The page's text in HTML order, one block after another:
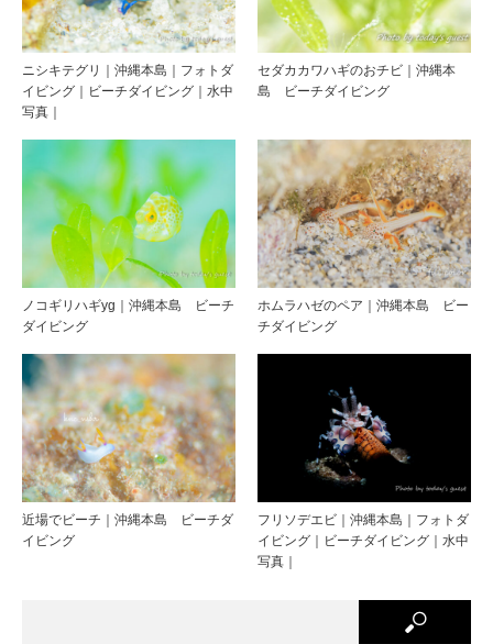
ニシキテグリ｜沖縄本島｜フォトダ
イビング｜ビーチダイビング｜水中
写真｜
セダカカワハギのおチビ｜沖縄本
島 ビーチダイビング
ノコギリハギyg｜沖縄本島 ビーチ
ダイビング
ホムラハゼのペア｜沖縄本島 ビー
チダイビング
近場でビーチ｜沖縄本島 ビーチダ
イビング
フリソデエビ｜沖縄本島｜フォトダ
イビング｜ビーチダイビング｜水中
写真｜